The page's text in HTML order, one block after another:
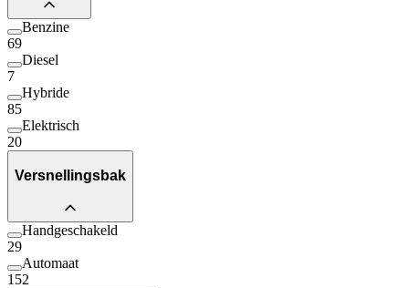
Benzine
69
Diesel
7
Hybride
85
Elektrisch
20
Versnellingsbak
Handgeschakeld
29
Automaat
152